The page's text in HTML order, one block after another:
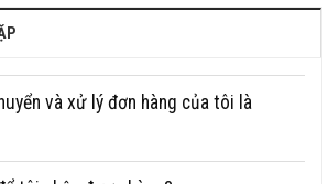
Carbon Toray
150 gram (size 5,4m)
và xử lý đơn hàng của tôi là